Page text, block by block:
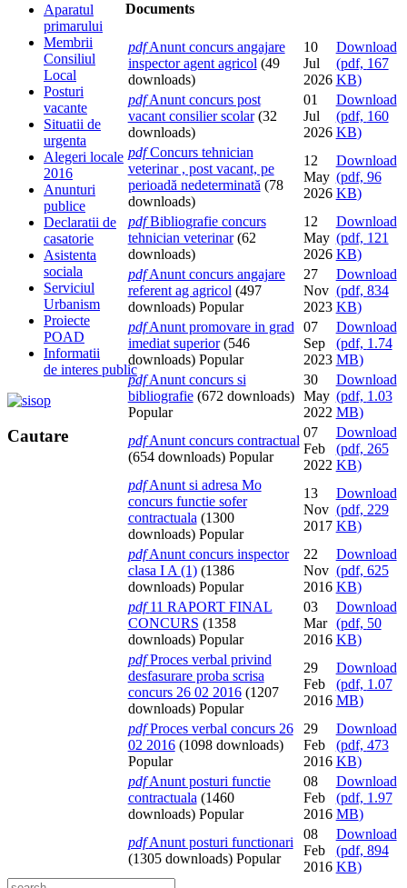
Documents
pdfAnunt concurs angajare
inspector agent agricol (49
downloads)
10
Jul
2026
Download
(pdf, 167
KB)
pdfAnunt concurs post
vacant consilier scolar (32
downloads)
01
Jul
2026
Download
(pdf, 160
KB)
pdf Concurs tehnician
veterinar , post vacant, pe
perioadă nedeterminată (78
downloads)
12
May
2026
Download
(pdf, 96
KB)
pdf Bibliografie concurs
tehnician veterinar (62
downloads)
12
May
2026
Download
(pdf, 121
KB)
pdfAnunt concurs angajare
referent ag agricol (497
downloads) Popular
27
Nov
2023
Download
(pdf, 834
KB)
pdfAnunt promovare in grad
imediat superior (546
downloads) Popular
07
Sep
2023
Download
(pdf, 1.74
MB)
pdfAnunt concurs si
bibliografie (672 downloads)
Popular
30
May
2022
Download
(pdf, 1.03
MB)
pdfAnunt concurs contractual
(654 downloads) Popular
07
Feb
2022
Download
(pdf, 265
KB)
pdfAnunt si adresa Mo
concurs functie sofer
contractuala (1300
downloads) Popular
13
Nov
2017
Download
(pdf, 229
KB)
pdfAnunt concurs inspector
clasa I A (1) (1386
downloads) Popular
22
Nov
2016
Download
(pdf, 625
KB)
pdf 11 RAPORT FINAL
CONCURS (1358
downloads) Popular
03
Mar
2016
Download
(pdf, 50
KB)
pdf Proces verbal privind
desfasurare proba scrisa
concurs 26 02 2016 (1207
downloads) Popular
29
Feb
2016
Download
(pdf, 1.07
MB)
pdf Proces verbal concurs 26
02 2016 (1098 downloads)
Popular
29
Feb
2016
Download
(pdf, 473
KB)
pdfAnunt posturi functie
contractuala (1460
downloads) Popular
08
Feb
2016
Download
(pdf, 1.97
MB)
pdfAnunt posturi functionari
(1305 downloads) Popular
08
Feb
2016
Download
(pdf, 894
KB)
Aparatul
primarului
Membrii
Consiliul
Local
Posturi
vacante
Situatii de
urgenta
Alegeri locale
2016
Anunturi
publice
Declaratii de
casatorie
Asistenta
sociala
Serviciul
Urbanism
Proiecte
POAD
Informatii
de interes public
Cautare